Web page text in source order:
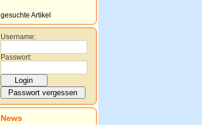
gesuchte Artikel
Username:
Passwort:
News